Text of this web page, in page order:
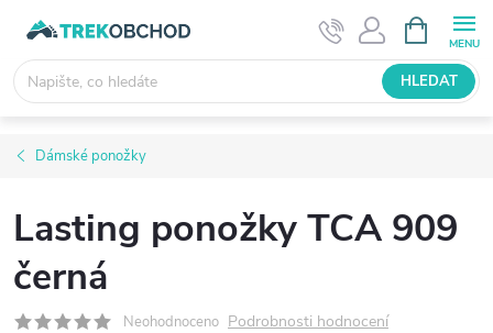
obsah
NÁKUPNÍ
KOŠÍK
HLEDAT
Dámské ponožky
Lasting ponožky TCA 909
černá
Neohodnoceno Podrobnosti hodnocení